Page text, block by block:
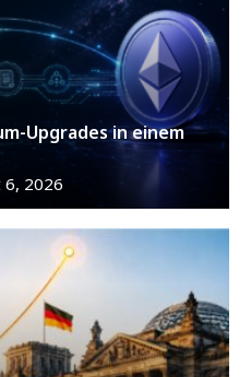
Upgrades in einem
6, 2026